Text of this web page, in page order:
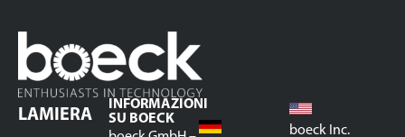
LAMIERA
INFORMAZIONI
SU BOECK
boeck Inc.